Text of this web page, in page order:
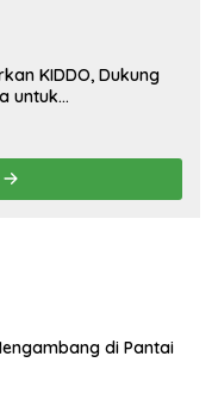
KIDDO, Dukung
untuk
di Pantai